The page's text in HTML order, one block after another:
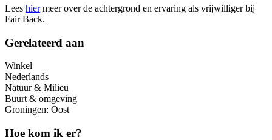
Lees hiermeer over de achtergrond en ervaring als vrijwilliger bij
Fair Back.
Gerelateerd aan
Winkel
Nederlands
Natuur & Milieu
Buurt & omgeving
Groningen: Oost
Hoe kom ik er?